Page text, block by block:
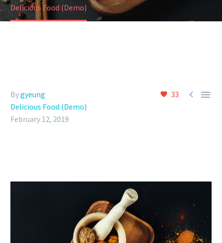
Delicious Food (Demo)
33  
Bygyeung
Delicious Food (Demo)
February 12, 2019